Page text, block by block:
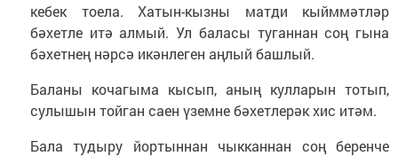
кебек тоела. Хатын-кызны матди кыйммәтләр
бәхетле итә алмый. Ул баласы туганнан соң гына
бәхетнең нәрсә икәнлеген аңлый башлый.
Баланы кочагыма кысып, аның кулларын тотып,
сулышын тойган саен үземне бәхетлерәк хис итәм.
Бала тудыру йортыннан чыкканнан соң беренче